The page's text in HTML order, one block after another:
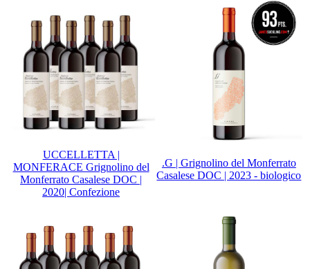
UCCELLETTA |
MONFERACE Grignolino del
Monferrato Casalese DOC |
2020| Confezione
.G | Grignolino del Monferrato
Casalese DOC | 2023 - biologico